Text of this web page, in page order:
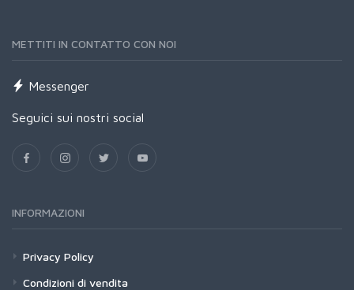
METTITI IN CONTATTO CON NOI
Messenger
Seguici sui nostri social
INFORMAZIONI
Privacy Policy
Condizioni di vendita